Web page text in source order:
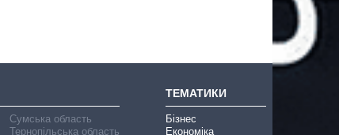
Сумська область
Тернопільська область
ТЕМАТИКИ
Бізнес
Економіка